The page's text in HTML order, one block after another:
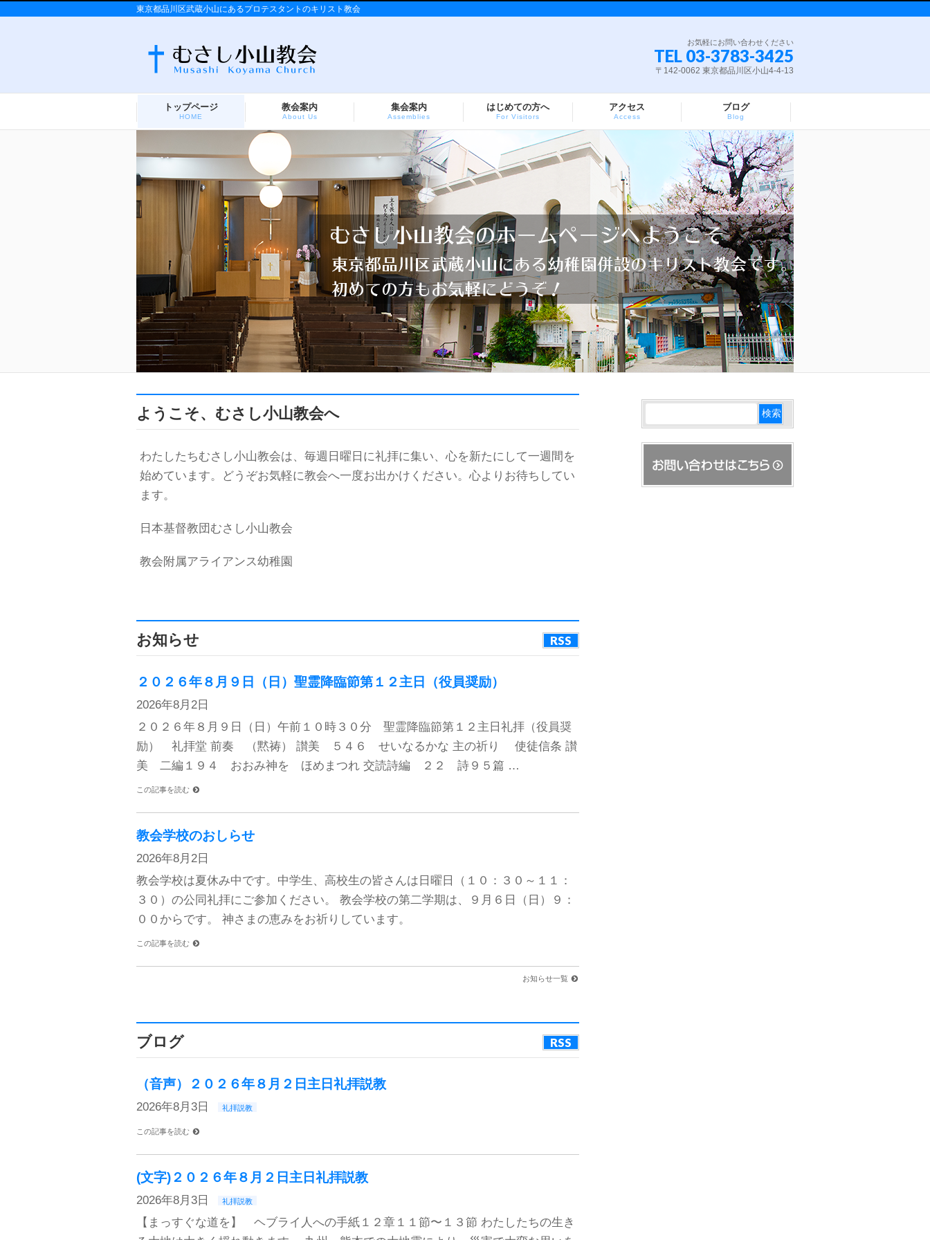
東京都品川区武蔵小山にあるプロテスタントのキリスト教会
お気軽にお問い合わせください
TEL 03-3783-3425
〒142-0062 東京都品川区小山4-4-13
トップページ
HOME
教会案内
About Us
集会案内
Assemblies
はじめての方へ
For Visitors
アクセス
Access
ブログ
Blog
ようこそ、むさし小山教会へ
わたしたちむさし小山教会は、毎週日曜日に礼拝に集い、心を新たにして一週間を
始めています。どうぞお気軽に教会へ一度お出かけください。心よりお待ちしてい
ます。
日本基督教団むさし小山教会
教会附属アライアンス幼稚園
お知らせ RSS
２０２６年８月９日（日）聖霊降臨節第１２主日（役員奨励）
2026年8月2日
２０２６年８月９日（日）午前１０時３０分 聖霊降臨節第１２主日礼拝（役員奨
励） 礼拝堂 前奏 （黙祷） 讃美 ５４６ せいなるかな 主の祈り 使徒信条 讃
美 二編１９４ おおみ神を ほめまつれ 交読詩編 ２２ 詩９５篇 …
この記事を読む
教会学校のおしらせ
2026年8月2日
教会学校は夏休み中です。中学生、高校生の皆さんは日曜日（１０：３０～１１：
３０）の公同礼拝にご参加ください。 教会学校の第二学期は、９月６日（日）９：
００からです。 神さまの恵みをお祈りしています。
この記事を読む
お知らせ一覧
ブログ RSS
（音声）２０２６年８月２日主日礼拝説教
2026年8月3日 礼拝説教
この記事を読む
(文字)２０２６年８月２日主日礼拝説教
2026年8月3日 礼拝説教
【まっすぐな道を】 ヘブライ人への手紙１２章１１節〜１３節 わたしたちの生き